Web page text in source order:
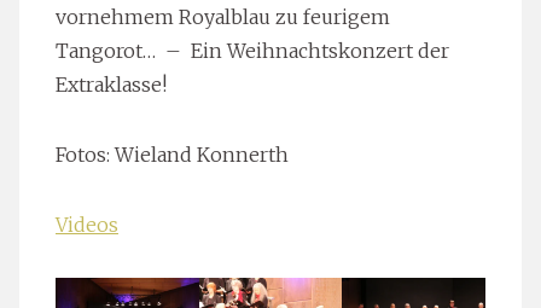
vornehmem Royalblau zu feurigem
Tangorot… – Ein Weihnachtskonzert der
Extraklasse!
Fotos: Wieland Konnerth
Videos